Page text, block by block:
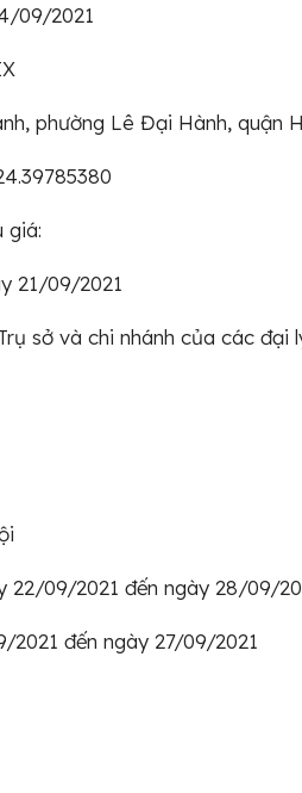
09/2021
phường Lê Đại Hành, quận
giá:
21/09/2021
sở và chi nhánh của các
09/2021 đến ngày 28/09/
đến ngày 27/09/2021